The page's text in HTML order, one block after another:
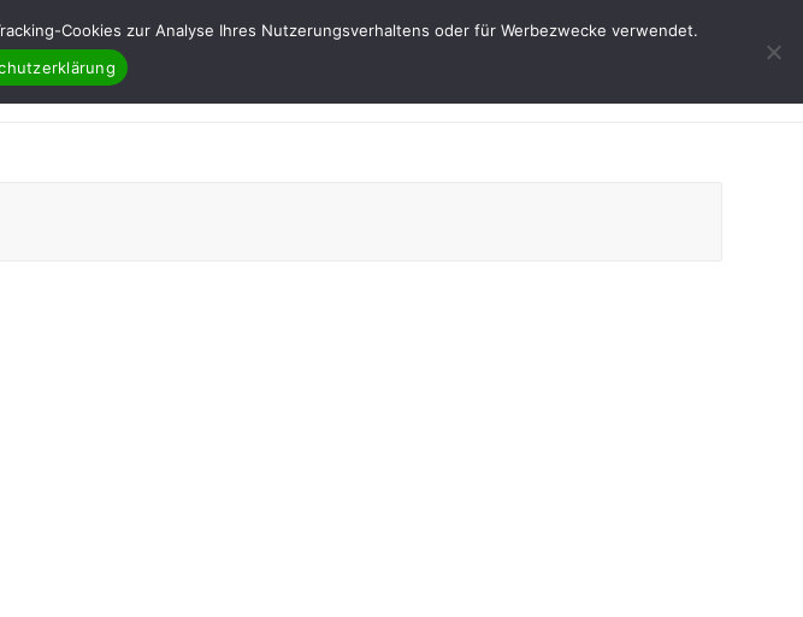
Cookies zur Analyse Ihres Nutzerungsverhaltens oder für Werbezwecke verwendet.